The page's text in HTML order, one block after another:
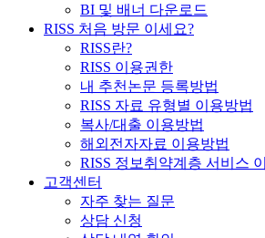
BI 및 배너 다운로드
RISS 처음 방문 이세요?
RISS란?
RISS 이용권한
내 추천논문 등록방법
RISS 자료 유형별 이용방법
복사/대출 이용방법
해외전자자료 이용방법
RISS 정보취약계층 서비스
고객센터
자주 찾는 질문
상담 신청